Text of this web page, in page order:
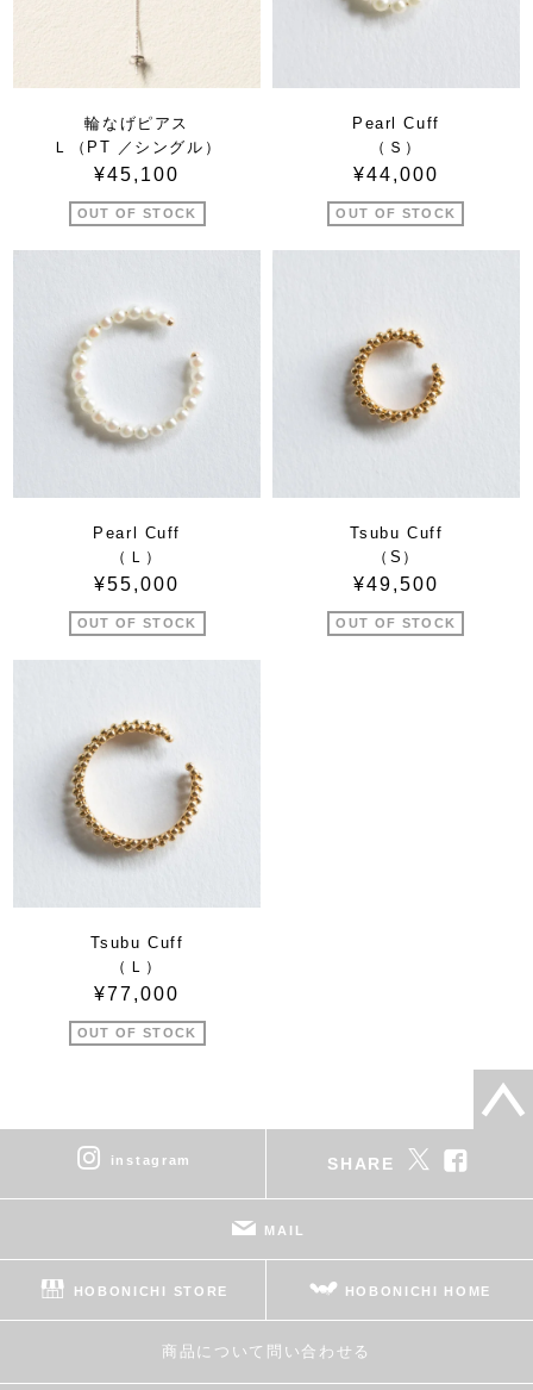
輪なげピアス
Ｌ（PT ／シングル）
¥45,100
OUT OF STOCK
Pearl Cuff
（Ｓ）
¥44,000
OUT OF STOCK
Pearl Cuff
（Ｌ）
¥55,000
OUT OF STOCK
Tsubu Cuff
（S）
¥49,500
OUT OF STOCK
Tsubu Cuff
（Ｌ）
¥77,000
OUT OF STOCK
instagram SHARE
MAIL
HOBONICHI STORE HOBONICHI HOME
商品について問い合わせる